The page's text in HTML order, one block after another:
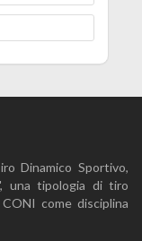
Dinamico Sportivo,
una tipologia di tiro
come disciplina